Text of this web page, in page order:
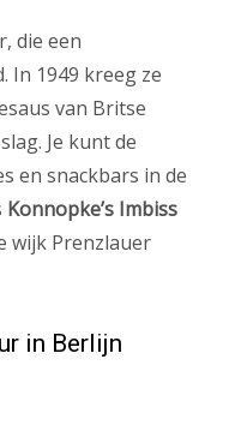
die een
In 1949 kreeg ze
van Britse
Je kunt de
en snackbars in de
Konnopke’s Imbiss
wijk Prenzlauer
in Berlijn